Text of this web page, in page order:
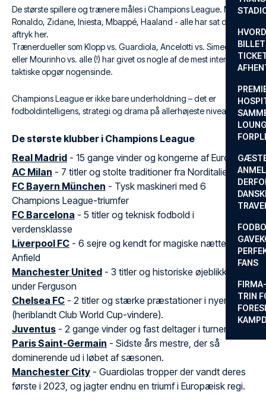
FANS
TRIN
De største spillere og trænere måles i Champions League. Messi,
Ronaldo, Zidane, Iniesta, Mbappé, Haaland - alle har sat deres
aftryk her.
Trænerdueller som Klopp vs. Guardiola, Ancelotti vs. Simeone,
eller Mourinho vs. alle (!) har givet os nogle af de mest intense
taktiske opgør nogensinde.
Champions League er ikke bare underholdning – det er
fodboldintelligens, strategi og drama på allerhøjeste niveau.
De største klubber i Champions League
Real Madrid - 15 gange vinder og kongerne af Europa
AC Milan - 7 titler og stolte traditioner fra Norditalien
FC Bayern München - Tysk maskineri med 6
Champions League-triumfer
FC Barcelona - 5 titler og teknisk fodbold i
verdensklasse
Liverpool FC - 6 sejre og kendt for magiske nætter på
Anfield
Manchester United - 3 titler og historiske øjeblikke
under Ferguson
Chelsea FC - 2 titler og stærke præstationer i nyere tid
(heriblandt Club World Cup-vindere).
Juventus - 2 gange vinder og fast deltager i turneringen
Paris Saint-Germain - Sidste års mestre, der så
dominerende ud i løbet af sæsonen.
Manchester City - Guardiolas tropper der vandt deres
første i 2023, og jagter endnu en triumf i Europæisk regi.